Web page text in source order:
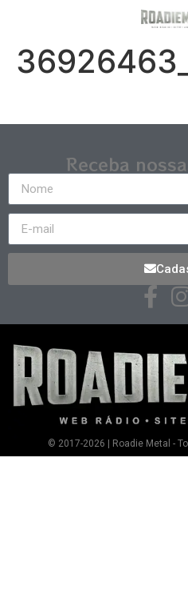
Receba
© 2017-2026 | Roadie Metal -